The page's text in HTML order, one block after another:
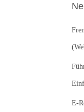
n
a
c
:
E-